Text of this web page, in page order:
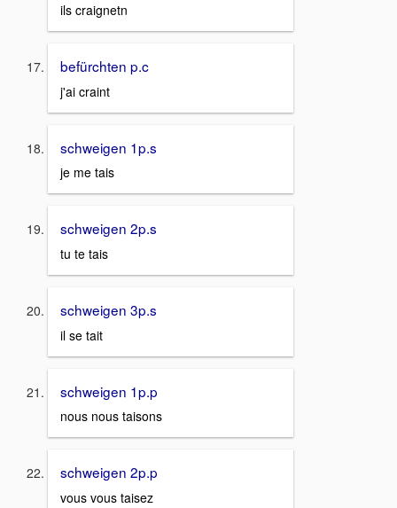
ils craignetn
befürchten p.c
j'ai craint
schweigen 1p.s
je me tais
schweigen 2p.s
tu te tais
schweigen 3p.s
il se tait
schweigen 1p.p
nous nous taisons
schweigen 2p.p
vous vous taisez